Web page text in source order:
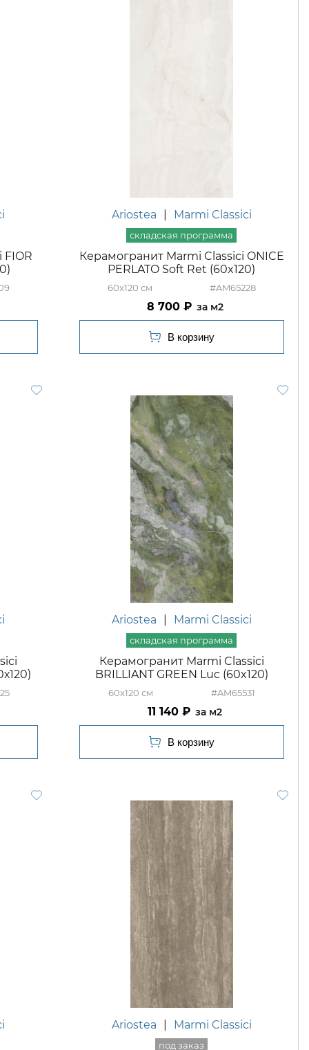
FIOR
Ariostea Marmi Classici
Керамогранит Marmi Classici ONICE
PERLATO Soft Ret (60x120)
60x120 #AM65228
8 700 м2
Ariostea Marmi Classici
Керамогранит Marmi Classici
BRILLIANT GREEN Luc (60x120)
60x120 #AM65531
11 140 м2
Ariostea Marmi Classici